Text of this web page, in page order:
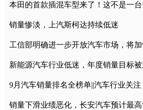
本田的首款插混车型来了！这不是一
销量惨淡，上汽斯柯达持续低迷
工信部明确进一步开放汽车市场，将
新能源汽车行业低迷，年度销量目标
9月汽车销量排名全榜单||汽车行业关注
销量下滑业绩恶化，长安汽车预计最